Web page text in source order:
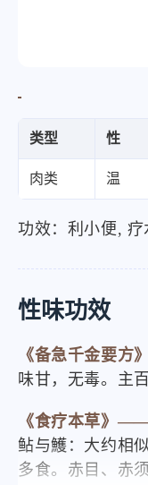
类型 性
肉类 温
功效：利小便, 疗
性味功效
《备急千金要
味甘，无毒。主百
《食疗本草》
鲇与鱯：大约相
多食。赤目、赤